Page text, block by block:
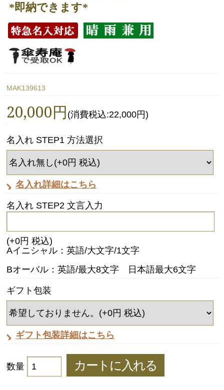
*即納できます*
MAK139613
20,000円 (消費税込:22,000円)
名入れ STEP1 方法選択
名入れ詳細はこちら
名入れ STEP2 文言入力
(+0円 税込)
Aイニシャル：英語/大文字/1文字
Bオーバル：英語/最大8文字 日本語最大6文字
ギフト包装
ギフト包装詳細はこちら
数量